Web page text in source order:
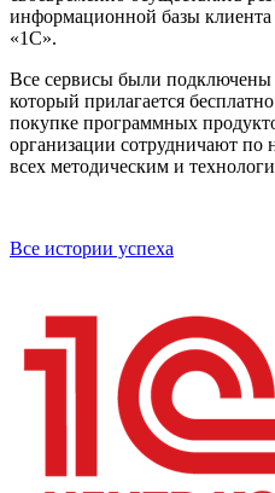
информационной базы клиента
«1С».
Все сервисы были
который прилагается
покупке программных
организации сотрудничают
всех методическим и
Все истории успеха